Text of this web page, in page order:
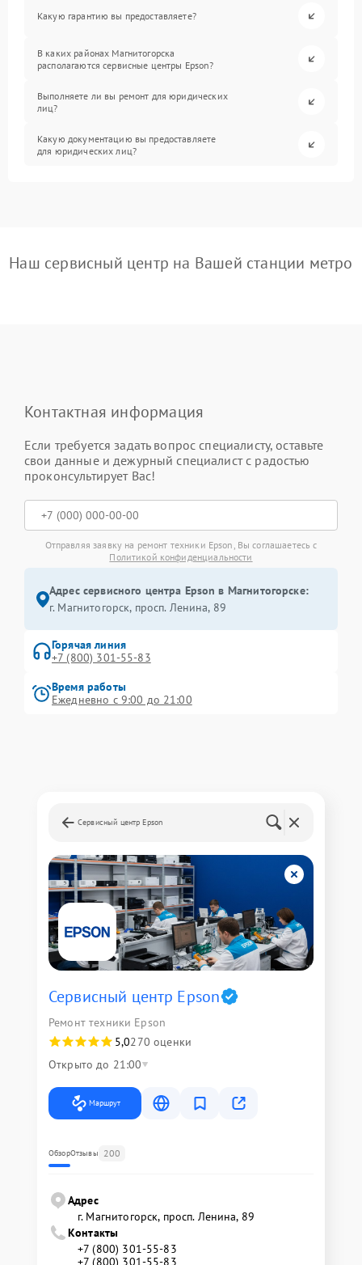
Какую гарантию вы предоставляете?
В каких районах Магнитогорска
располагаются сервисные центры Epson?
Выполняете ли вы ремонт для юридических
лиц?
Какую документацию вы предоставляете
для юридических лиц?
Наш сервисный центр на Вашей станции метро
Контактная информация
Если требуется задать вопрос специалисту, оставьте
свои данные и дежурный специалист с радостью
проконсультирует Вас!
Отправляя заявку на ремонт техники Epson, Вы соглашаетесь с
Политикой конфиденциальности
Адрес сервисного центра Epson в Магнитогорске:
г. Магнитогорск, просп. Ленина, 89
Горячая линия
+7 (800) 301-55-83
Время работы
Ежедневно с 9:00 до 21:00
Сервисный центр Epson
Сервисный центр Epson
Ремонт техники Epson
5,0270 оценки
Открыто до 21:00
Маршрут
ОбзорОтзывы 200
Адрес
г. Магнитогорск, просп. Ленина, 89
Контакты
+7 (800) 301-55-83
+7 (800) 301-55-83